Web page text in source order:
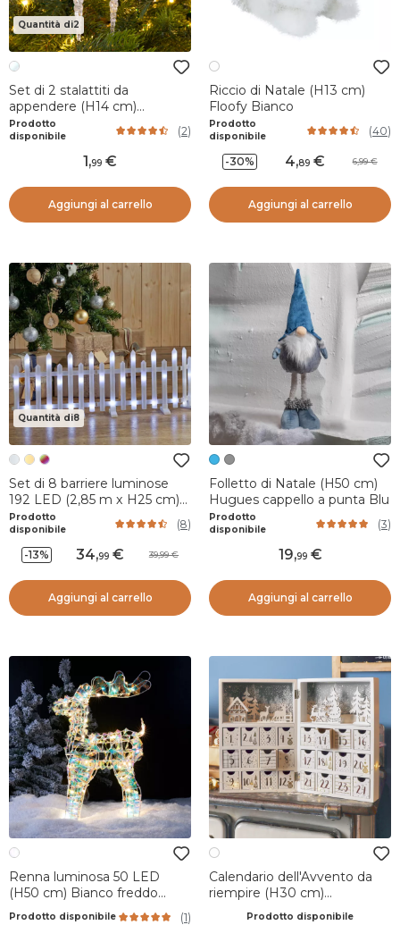
Quantità di2
Set di 2 stalattiti da
appendere (H14 cm)
Ghiaccio Trasparente
argentato
Prodotto
disponibile
(2)
1 ,99
Aggiungi al carrello
Riccio di Natale (H13 cm)
Floofy Bianco
Prodotto
disponibile
(40)
-30% 4,89 6,99
Aggiungi al carrello
Quantità di8
Set di 8 barriere luminose
192 LED (2,85 m x H25 cm)
Incanto Bianco freddo
Prodotto
disponibile
(8)
-13% 34,99 39,99
Aggiungi al carrello
Folletto di Natale (H50 cm)
Hugues cappello a punta Blu
Prodotto
disponibile
(3)
19,99
Aggiungi al carrello
Renna luminosa 50 LED
(H50 cm) Bianco freddo
ghiaccio
Prodotto disponibile (1)
Calendario dell'Avvento da
riempire (H30 cm)
Scandinavia Bianco
Prodotto disponibile